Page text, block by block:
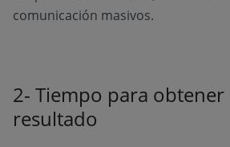
comunicación masivos.
2- Tiempo para obtener
resultado